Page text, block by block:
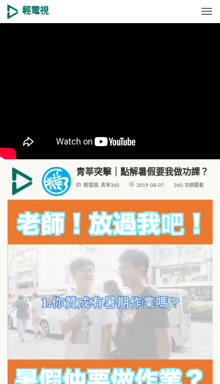
輕電視
青莘突擊｜點解暑假要我做功課？
live_tv 輕電視, 青莘360 access_time 2019-08-07 360 次總觀看